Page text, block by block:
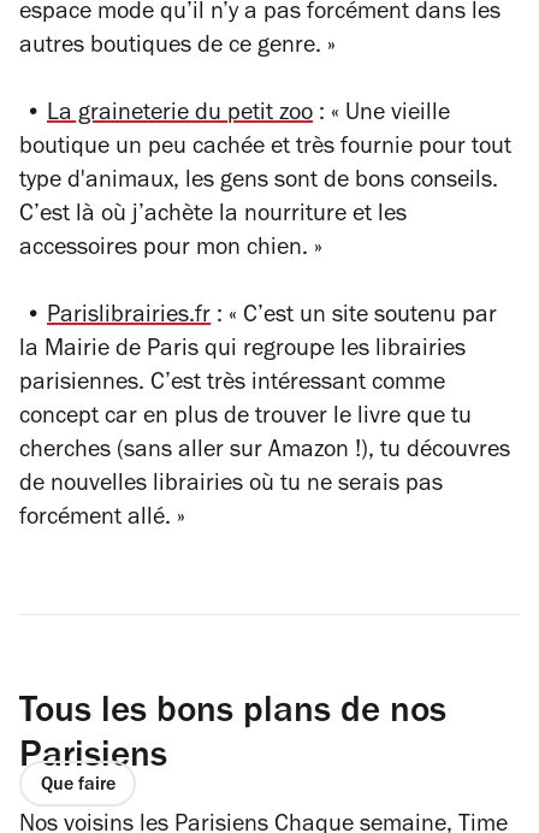
espace mode qu’il n’y a pas forcément dans les
autres boutiques de ce genre. »
• La graineterie du petit zoo : « Une vieille
boutique un peu cachée et très fournie pour tout
type d'animaux, les gens sont de bons conseils.
C’est là où j’achète la nourriture et les
accessoires pour mon chien. »
• Parislibrairies.fr : « C’est un site soutenu par
la Mairie de Paris qui regroupe les librairies
parisiennes. C’est très intéressant comme
concept car en plus de trouver le livre que tu
cherches (sans aller sur Amazon !), tu découvres
de nouvelles librairies où tu ne serais pas
forcément allé. »
Tous les bons plans de nos
Parisiens
Que faire
Nos voisins les Parisiens Chaque semaine, Time